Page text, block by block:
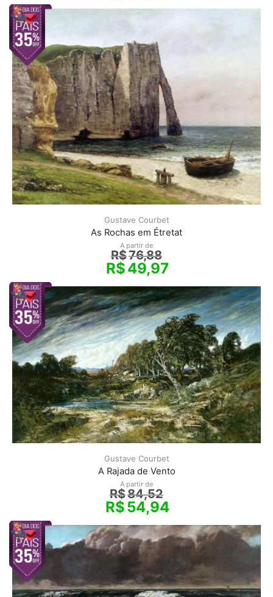
Gustave Courbet
As Rochas em Étretat
A partir de
R$76,88
R$49,97
Gustave Courbet
A Rajada de Vento
A partir de
R$84,52
R$54,94